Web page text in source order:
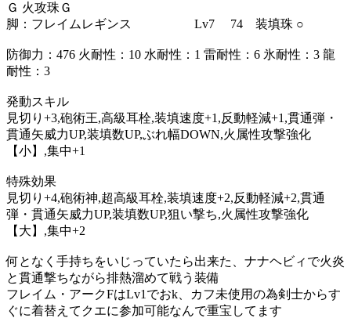
Ｇ 火攻珠Ｇ
脚：フレイムレギンス Lv7 74 装填珠 ○
防御力：476 火耐性：10 水耐性：1 雷耐性：6 氷耐性：3 龍
耐性：3
発動スキル
見切り+3,砲術王,高級耳栓,装填速度+1,反動軽減+1,貫通弾・
貫通矢威力UP,装填数UP,ぶれ幅DOWN,火属性攻撃強化
【小】,集中+1
特殊効果
見切り+4,砲術神,超高級耳栓,装填速度+2,反動軽減+2,貫通
弾・貫通矢威力UP,装填数UP,狙い撃ち,火属性攻撃強化
【大】,集中+2
何となく手持ちをいじっていたら出来た、ナナヘビィで火炎
と貫通撃ちながら排熱溜めて戦う装備
フレイム・アークFはLv1でおk、カフ未使用の為剣士からす
ぐに着替えてクエに参加可能なんで重宝してます